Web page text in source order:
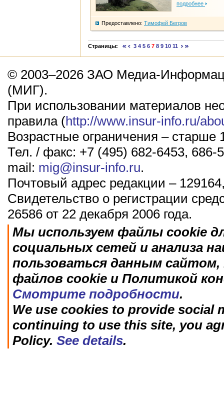
подробнее
Предоставлено: Тимофей Бегров
Страницы: 3 4 5 6 7 8 9 10 11
© 2003–2026 ЗАО Медиа-
(МИГ).
При использовании материалов
правила (http://www.insur-info.ru/
Возрастные ограничения – старше
Тел. / факс: +7 (495) 682-6453, 686-
mail: mig@insur-info.ru.
Почтовый адрес редакции –
Свидетельство о регистрации
26586 от 22 декабря 2006 года.
Мы используем файлы cookie
социальных сетей и анализа
пользоваться данным
файлов cookie и Политикой
Смотрите подробности.
We use cookies to provide social
continuing to use this site, you
Policy. See details.